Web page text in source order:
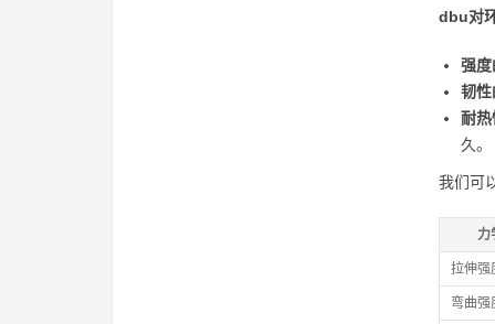
dbu对
强度
韧性
耐热
久。
我们可
力
拉伸强
弯曲强